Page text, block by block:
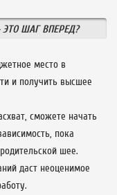
ШАГ ВПЕРЕД?
место в
и получить высшее
сможете начать
пока
шее.
даст неоценимое